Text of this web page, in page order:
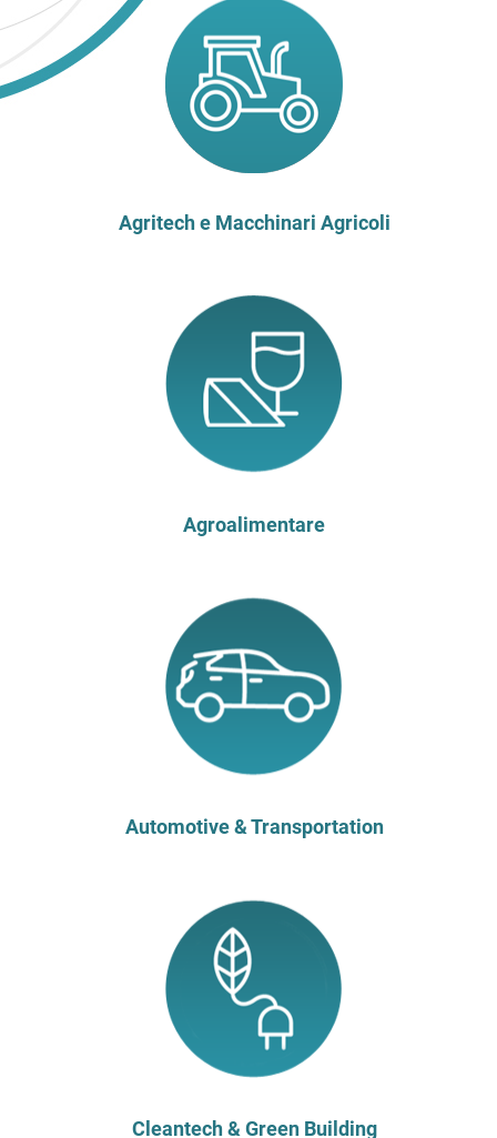
Agritech e Macchinari Agricoli
Agroalimentare
Automotive & Transportation
Cleantech & Green Building